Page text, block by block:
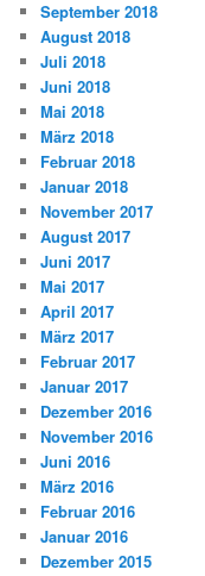
September 2018
August 2018
Juli 2018
Juni 2018
Mai 2018
März 2018
Februar 2018
Januar 2018
November 2017
August 2017
Juni 2017
Mai 2017
April 2017
März 2017
Februar 2017
Januar 2017
Dezember 2016
November 2016
Juni 2016
März 2016
Februar 2016
Januar 2016
Dezember 2015